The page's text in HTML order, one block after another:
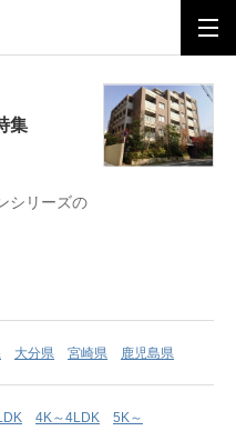
ンション特集
集
シリーズの
大分県 宮崎県 鹿児島県
4K～4LDK 5K～